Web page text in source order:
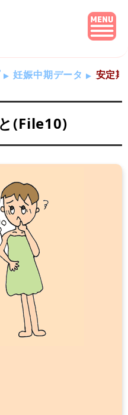
妊娠中期データ 安定
(File10)